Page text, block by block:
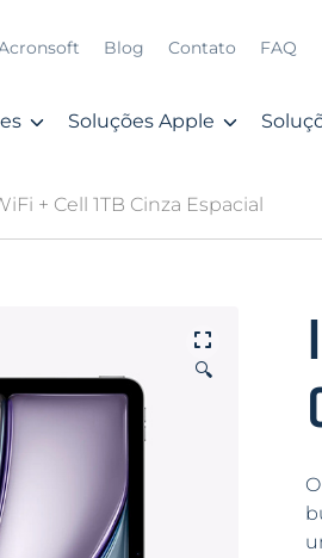
Blog Contato FAQ
Soluções Apple
+ Cell 1TB Cinza Espacial
🔍
O